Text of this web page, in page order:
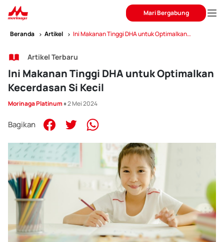
Mari Bergabung
Beranda Artikel
Ini Makanan Tinggi DHA untuk Optimalkan
Artikel Terbaru
Ini Makanan Tinggi DHA untuk Optimalkan
Kecerdasan Si Kecil
Morinaga Platinum♦ 2 Mei 2024
Bagikan